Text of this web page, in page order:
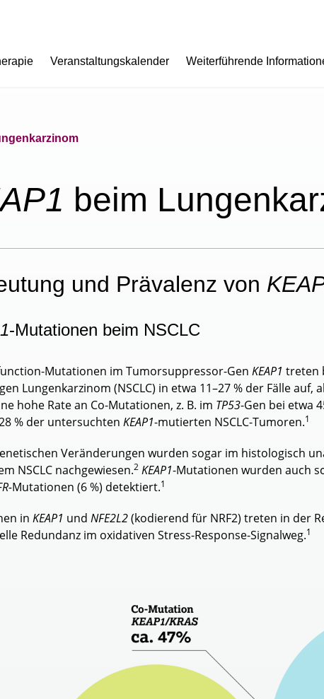
Veranstaltungskalender Weiterführende
beim
und Prävalenz von
-Mutationen beim NSCLC
Mutationen im Tumorsuppressor-Gen KEAP1 treten
Lungenkarzinom (NSCLC) in etwa 11–27 % der Fälle auf,
hohe Rate an Co-Mutationen, z. B. im TP53-Gen bei etwa
% der untersuchten KEAP1-mutierten NSCLC-Tumoren.1
Veränderungen wurden sogar im histologisch
NSCLC nachgewiesen.2 KEAP1-Mutationen wurden auch
Mutationen (6 %) detektiert.1
in KEAP1 und NFE2L2(kodierend für NRF2) treten in der
Redundanz im oxidativen Stress-Response-Signalweg.1